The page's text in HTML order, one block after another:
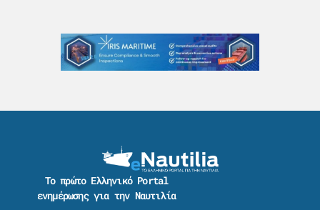
Το πρώτο Ελληνικό Portal
ενημέρωσης για την Ναυτιλία